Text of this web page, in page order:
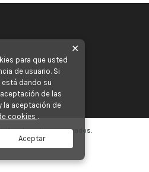
los derechos reservados.
✕
para que usted
de usuario. Si
dando su
de las
la aceptación de
cookies .
Aceptar